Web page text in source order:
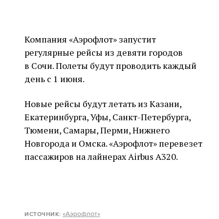
Компания «Аэрофлот» запустит
регулярные рейсы из девяти городов
в Сочи. Полеты будут проводить каждый
день с 1 июня.
Новые рейсы будут летать из Казани,
Екатеринбурга, Уфы, Санкт-Петербурга,
Тюмени, Самары, Перми, Нижнего
Новгорода и Омска. «Аэрофлот» перевезет
пассажиров на лайнерах Airbus A320.
ИСТОЧНИК: «Аэрофлот»